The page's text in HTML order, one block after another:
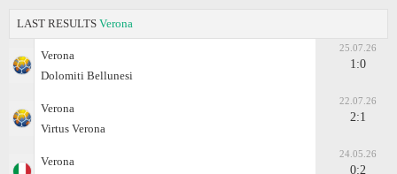
LAST RESULTS Verona
Verona
Dolomiti Bellunesi
25.07.26
1:0
Verona
Virtus Verona
22.07.26
2:1
Verona
24.05.26
0:2